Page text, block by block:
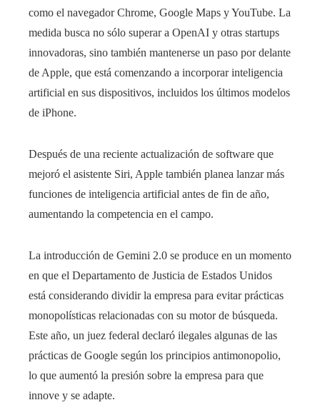
como el navegador Chrome, Google Maps y YouTube. La
medida busca no sólo superar a OpenAI y otras startups
innovadoras, sino también mantenerse un paso por delante
de Apple, que está comenzando a incorporar inteligencia
artificial en sus dispositivos, incluidos los últimos modelos
de iPhone.
Después de una reciente actualización de software que
mejoró el asistente Siri, Apple también planea lanzar más
funciones de inteligencia artificial antes de fin de año,
aumentando la competencia en el campo.
La introducción de Gemini 2.0 se produce en un momento
en que el Departamento de Justicia de Estados Unidos
está considerando dividir la empresa para evitar prácticas
monopolísticas relacionadas con su motor de búsqueda.
Este año, un juez federal declaró ilegales algunas de las
prácticas de Google según los principios antimonopolio,
lo que aumentó la presión sobre la empresa para que
innove y se adapte.